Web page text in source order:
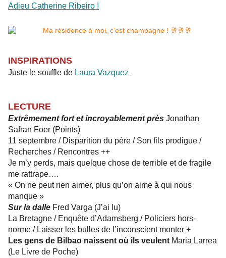
Adieu Catherine Ribeiro !
INSPIRATIONS
Juste le souffle de Laura Vazquez
LECTURE
Extrêmement fort et incroyablement près Jonathan
Safran Foer (Points)
11 septembre / Disparition du père / Son fils prodigue /
Recherches / Rencontres ++
Je m’y perds, mais quelque chose de terrible et de fragile
me rattrape….
« On ne peut rien aimer, plus qu’on aime à qui nous
manque »
Sur la dalle Fred Varga (J’ai lu)
La Bretagne / Enquête d’Adamsberg / Policiers hors-
norme / Laisser les bulles de l’inconscient monter +
Les gens de Bilbao naissent où ils veulent Maria Larrea
(Le Livre de Poche)